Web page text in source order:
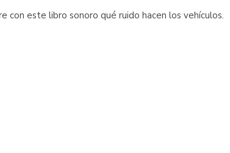
con este libro sonoro qué ruido hacen los vehículos.